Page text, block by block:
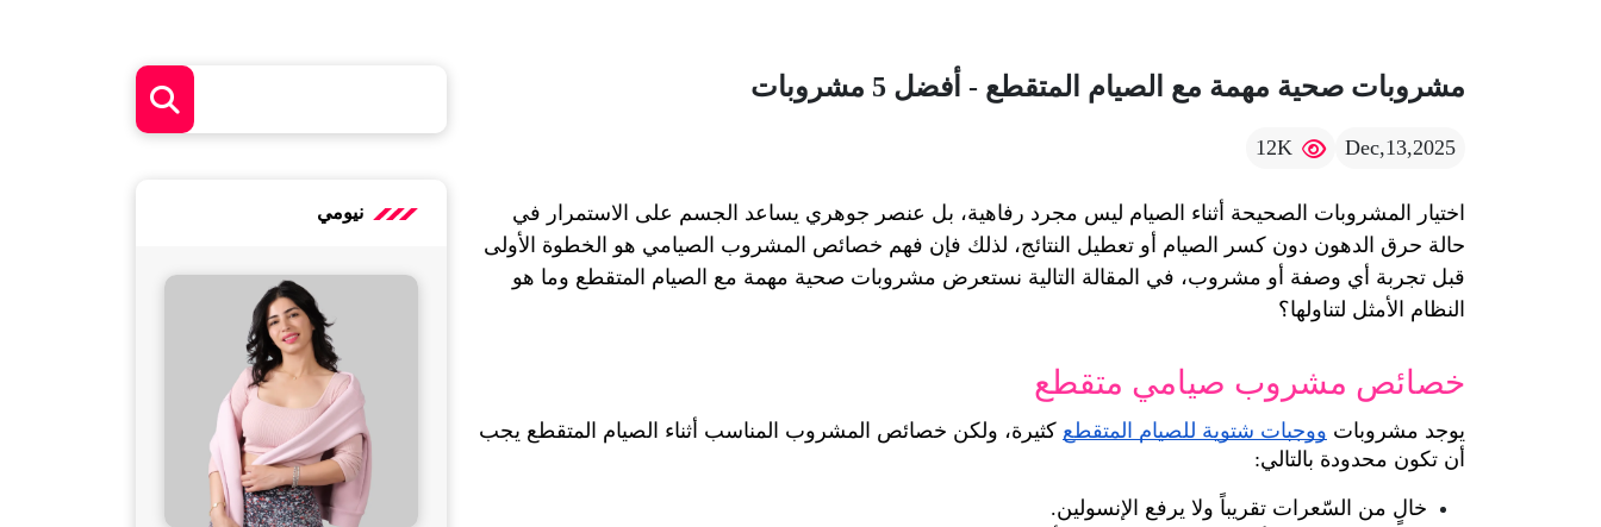
مشروبات صحية مهمة مع الصيام المتقطع - أفضل 5 مشروبات
Dec,13,2025
12K
النظام الأمثل لتناولها؟
خصائص مشروب صيامي متقطع
يوجد مشروبات ووجبات شتوية للصيام المتقطع
أن تكون محدودة بالتالي:
خالٍ من السّعرات تقريباً ولا يرفع الإنسولين.
نيومي